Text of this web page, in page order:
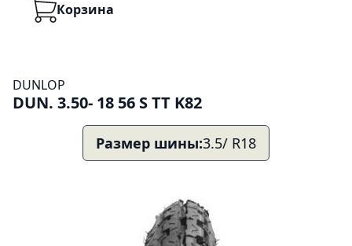
КорзинаКорзина
DUNLOP
DUN. 3.50- 18 56 S TT K82
Размер шины:3.5/ R18